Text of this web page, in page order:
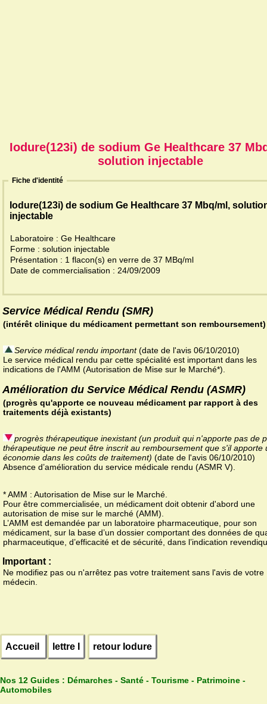
Iodure(123i) de sodium Ge Healthcare 37
solution injectable
Fiche d'identité
Iodure(123i) de sodium Ge Healthcare 37 Mbq/ml,
injectable
Laboratoire : Ge Healthcare
Forme : solution injectable
Présentation : 1 flacon(s) en verre de 37 MBq/ml
Date de commercialisation : 24/09/2009
Service Médical Rendu (SMR)
(intérêt clinique du médicament permettant son remboursement)
Service médical rendu important(date de l'avis 06/10/2010)
Le service médical rendu par cette spécialité est important dans les
indications de l'AMM (Autorisation de Mise sur le Marché*).
Amélioration du Service Médical Rendu (ASMR)
(progrès qu'apporte ce nouveau médicament par rapport à des
traitements déjà existants)
progrès thérapeutique inexistant (un produit qui n'apporte pas de
thérapeutique ne peut être inscrit au remboursement que s'il apporte
économie dans les coûts de traitement) (date de l'avis 06/10/2010)
Absence d’amélioration du service médicale rendu (ASMR V).
* AMM : Autorisation de Mise sur le Marché.
Pour être commercialisée, un médicament doit obtenir d'abord une
autorisation de mise sur le marché (AMM).
L’AMM est demandée par un laboratoire pharmaceutique, pour son
médicament, sur la base d’un dossier comportant des données de
pharmaceutique, d’efficacité et de sécurité, dans l’indication
Important :
Ne modifiez pas ou n'arrêtez pas votre traitement sans l'avis de votre
médecin.
Accueil lettre I retour Iodure
Nos 12 Guides : Démarches - Santé - Tourisme - Patrimoine -
Automobiles